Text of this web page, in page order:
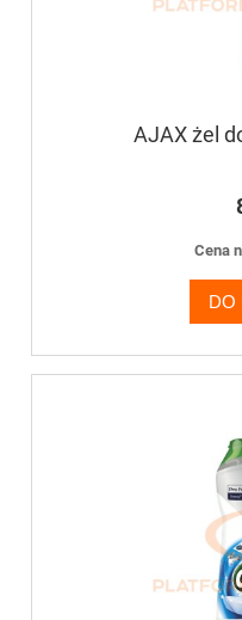
AJAX żel
Cena
DO